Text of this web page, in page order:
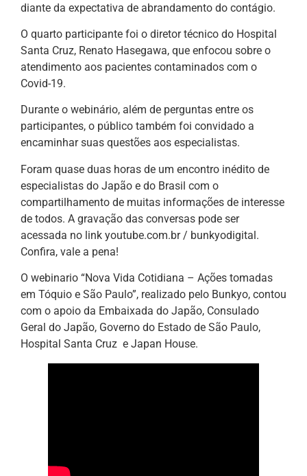
diante da expectativa de abrandamento do contágio.
O quarto participante foi o diretor técnico do Hospital
Santa Cruz, Renato Hasegawa, que enfocou sobre o
atendimento aos pacientes contaminados com o
Covid-19.
Durante o webinário, além de perguntas entre os
participantes, o público também foi convidado a
encaminhar suas questões aos especialistas.
Foram quase duas horas de um encontro inédito de
especialistas do Japão e do Brasil com o
compartilhamento de muitas informações de interesse
de todos. A gravação das conversas pode ser
acessada no link youtube.com.br / bunkyodigital.
Confira, vale a pena!
O webinario “Nova Vida Cotidiana – Ações tomadas
em Tóquio e São Paulo”, realizado pelo Bunkyo, contou
com o apoio da Embaixada do Japão, Consulado
Geral do Japão, Governo do Estado de São Paulo,
Hospital Santa Cruz e Japan House.